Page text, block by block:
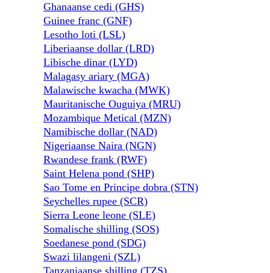
Ghanaanse cedi (GHS)
Guinee franc (GNF)
Lesotho loti (LSL)
Liberiaanse dollar (LRD)
Libische dinar (LYD)
Malagasy ariary (MGA)
Malawische kwacha (MWK)
Mauritanische Ouguiya (MRU)
Mozambique Metical (MZN)
Namibische dollar (NAD)
Nigeriaanse Naira (NGN)
Rwandese frank (RWF)
Saint Helena pond (SHP)
Sao Tome en Principe dobra (STN)
Seychelles rupee (SCR)
Sierra Leone leone (SLE)
Somalische shilling (SOS)
Soedanese pond (SDG)
Swazi lilangeni (SZL)